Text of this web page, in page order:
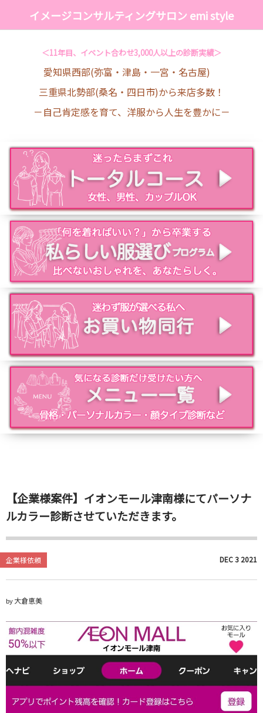
イメージコンサルティングサロン emi style
＜11年目、イベント合わせ3,000人以上の診断実績＞
愛知県西部(弥富・津島・一宮・名古屋)
三重県北勢部(桑名・四日市)から来店多数！
－自己肯定感を育て、洋服から人生を豊かに－
【企業様案件】イオンモール津南様にてパーソナ
ルカラー診断させていただきます。
企業様依頼 DEC3 2021
by大倉恵美